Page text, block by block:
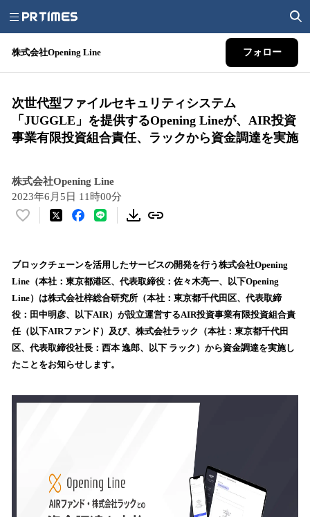
株式会社Opening Line フォロー
次世代型ファイルセキュリティシステム
「JUGGLE」を提供するOpening Lineが、AIR投資
事業有限投資組合責任、ラックから資金調達を実施
株式会社Opening Line
2023年6月5日 11時00分
い
！
数
を
読
込
み
中
す
ブロックチェーンを活用したサービスの開発を行う株式会社Opening
Line（本社：東京都港区、代表取締役：佐々木亮一、以下Opening
Line）は株式会社梓総合研究所（本社：東京都千代田区、代表取締
役：田中明彦、以下AIR）が設立運営するAIR投資事業有限投資組合責
任（以下AIRファンド）及び、株式会社ラック（本社：東京都千代田
区、代表取締役社長：西本 逸郎、以下 ラック）から資金調達を実施し
たことをお知らせします。